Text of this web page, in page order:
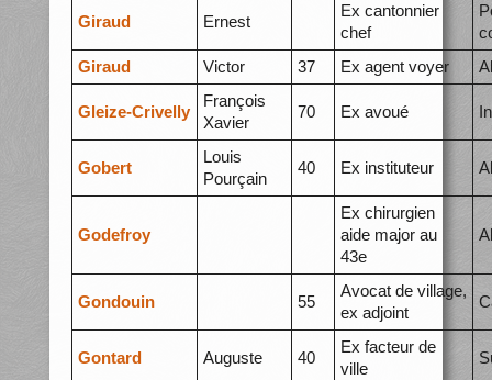
Giraud Ernest
Ex cantonnier
chef
Giraud
Victor 37 Ex agent voyer
Gleize-Crivelly
François
Xavier
70 Ex avoué
Gobert
Louis
Pourçain
40 Ex instituteur
Godefroy
Ex chirurgien
aide major au
43e
Gondouin 55
Avocat de village,
ex adjoint
Gontard Auguste 40
Ex facteur de
ville